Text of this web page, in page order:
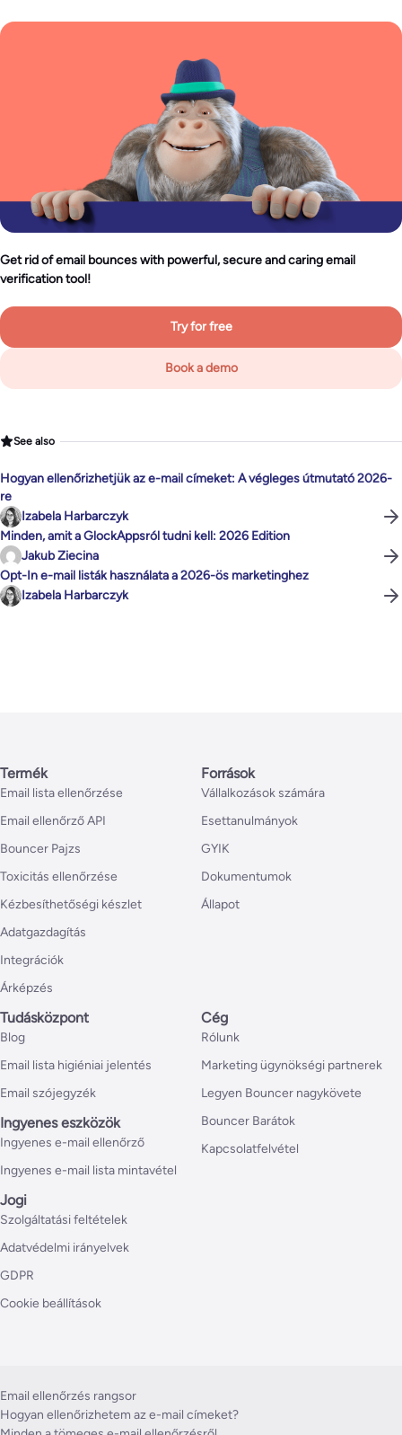
Get rid of email bounces with powerful, secure and caring email
verification tool!
Try for free
Book a demo
See also
Hogyan ellenőrizhetjük az e-mail címeket: A végleges útmutató 2026-
re
Izabela Harbarczyk
Minden, amit a GlockAppsról tudni kell: 2026 Edition
Jakub Ziecina
Opt-In e-mail listák használata a 2026-ös marketinghez
Izabela Harbarczyk
Termék
Email lista ellenőrzése
Email ellenőrző API
Bouncer Pajzs
Toxicitás ellenőrzése
Kézbesíthetőségi készlet
Adatgazdagítás
Integrációk
Árképzés
Források
Vállalkozások számára
Esettanulmányok
GYIK
Dokumentumok
Állapot
Tudásközpont
Blog
Email lista higiéniai jelentés
Email szójegyzék
Ingyenes eszközök
Ingyenes e-mail ellenőrző
Ingyenes e-mail lista mintavétel
Cég
Rólunk
Marketing ügynökségi partnerek
Legyen Bouncer nagykövete
Bouncer Barátok
Kapcsolatfelvétel
Jogi
Szolgáltatási feltételek
Adatvédelmi irányelvek
GDPR
Cookie beállítások
Email ellenőrzés rangsor
Hogyan ellenőrizhetem az e-mail címeket?